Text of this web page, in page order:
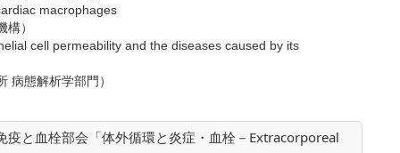
macrophages
）
cell permeability and the diseases caused by its
病態解析学部門）
と血栓部会「体外循環と炎症・血栓－Extracorporeal